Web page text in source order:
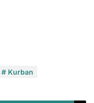
Kurban